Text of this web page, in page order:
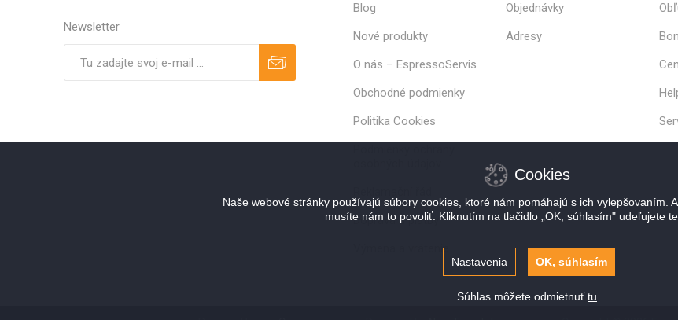
Newsletter
Blog
Nové produkty
O nás – EspressoServis
Obchodné podmienky
Politika Cookies
Doprava a platby
Výmena a vrátenie
Objednávky
Adresy
Cookies
Naše webové stránky používajú súbory cookies, ktoré nám pomáhajú s ich vylepšovaním.
musíte nám to povoliť. Kliknutím na tlačidlo „OK, súhlasím" udeľujete
Nastavenia OK, súhlasím
Súhlas môžete odmietnuťtu